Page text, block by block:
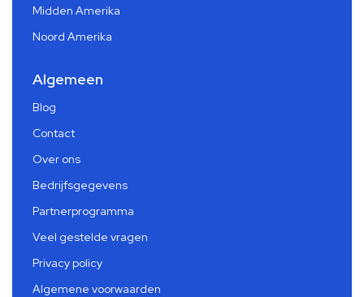
Midden Amerika
Noord Amerika
Algemeen
Blog
Contact
Over ons
Bedrijfsgegevens
Partnerprogramma
Veel gestelde vragen
Privacy policy
Algemene voorwaarden